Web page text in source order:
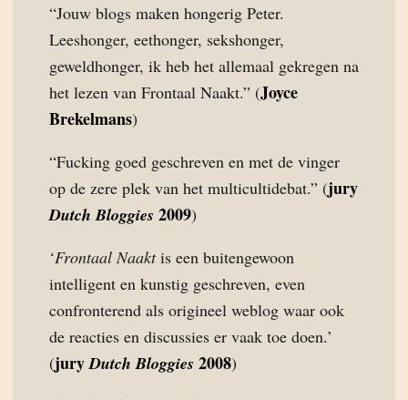
“Jouw blogs maken hongerig Peter.
Leeshonger, eethonger, sekshonger,
geweldhonger, ik heb het allemaal gekregen na
het lezen van Frontaal Naakt.” (Joyce
Brekelmans)
“Fucking goed geschreven en met de vinger
op de zere plek van het multicultidebat.” (jury
Dutch Bloggies 2009)
‘Frontaal Naaktis een buitengewoon
intelligent en kunstig geschreven, even
confronterend als origineel weblog waar ook
de reacties en discussies er vaak toe doen.’
(juryDutch Bloggies 2008)